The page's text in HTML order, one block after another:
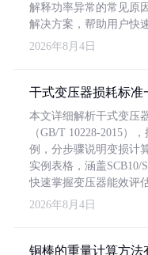
解释功率异常的常见原
解决方案，帮助用户快
2026年8月4日
干式变压器损耗标准
本文详细解析干式变压
（GB/T 10228-2015）
例，分步骤说明变损计
实例表格，涵盖SCB10/
快速掌握变压器能效评
2026年8月4日
铜棒的重量计算方法